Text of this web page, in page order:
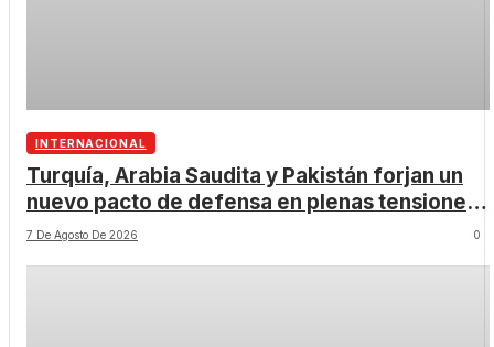
INTERNACIONAL
Turquía, Arabia Saudita y Pakistán forjan un
nuevo pacto de defensa en plenas tensiones
en Oriente Medio
7 De Agosto De 2026 0